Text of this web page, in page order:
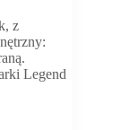
z
Legend